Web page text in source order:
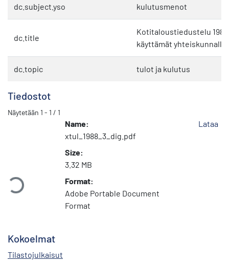
dc.subject.yso kulutusmenot
dc.title
Kotitaloustiedustelu
käyttämät
dc.topic tulot ja kulutus
Tiedostot
Näytetään 1 - 1 / 1
Ladataan...
Name:
xtul_1988_3_dig.pdf
Size:
3.32 MB
Format:
Adobe Portable Document
Format
Lataa
Kokoelmat
Tilastojulkaisut